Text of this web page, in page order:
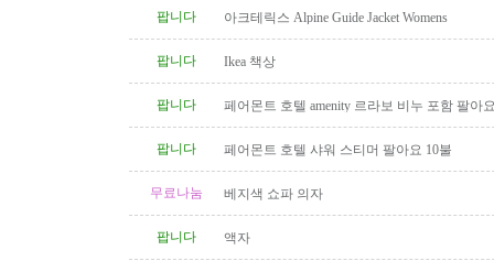
팝니다 아크테릭스 Alpine Guide Jacket Womens
팝니다 Ikea 책상
팝니다 페어몬트 호텔 amenity 르라보 비누 포함 팔아
팝니다 페어몬트 호텔 샤워 스티머 팔아요 10불
무료나눔 베지색 쇼파 의자
팝니다 액자